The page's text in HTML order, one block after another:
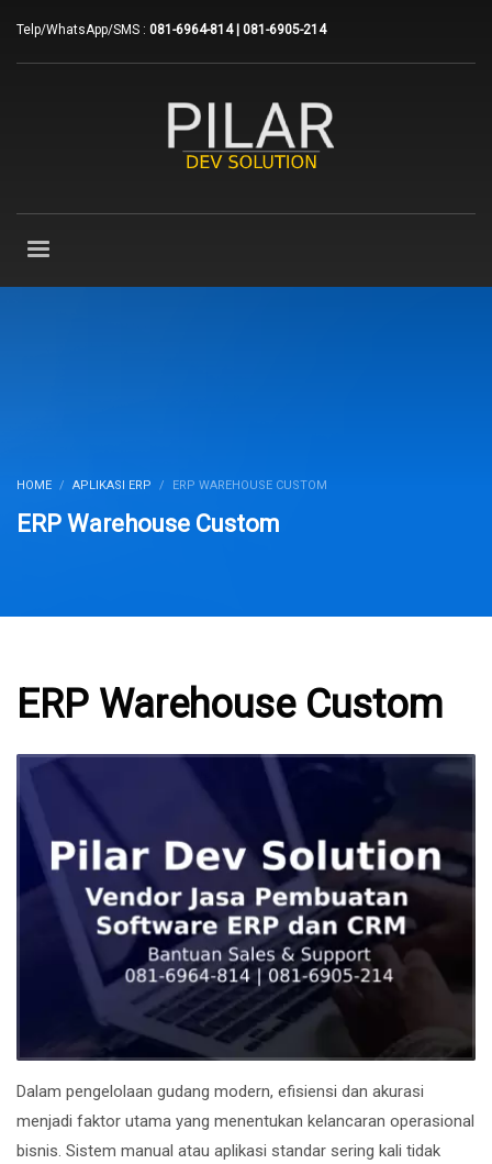
Telp/WhatsApp/SMS : 081-6964-814 | 081-6905-214
HOME APLIKASI ERP ERP WAREHOUSE CUSTOM
ERP Warehouse Custom
ERP Warehouse Custom
Dalam pengelolaan gudang modern, efisiensi dan akurasi
menjadi faktor utama yang menentukan kelancaran operasional
bisnis. Sistem manual atau aplikasi standar sering kali tidak